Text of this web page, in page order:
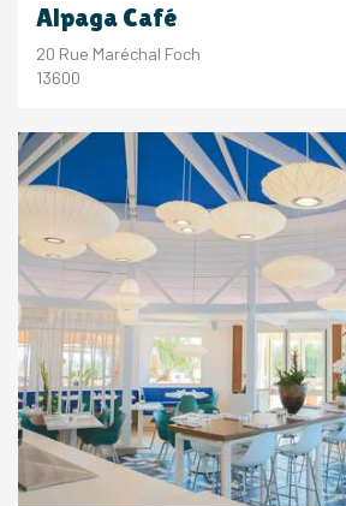
Alpaga Café
20 Rue Maréchal Foch
13600